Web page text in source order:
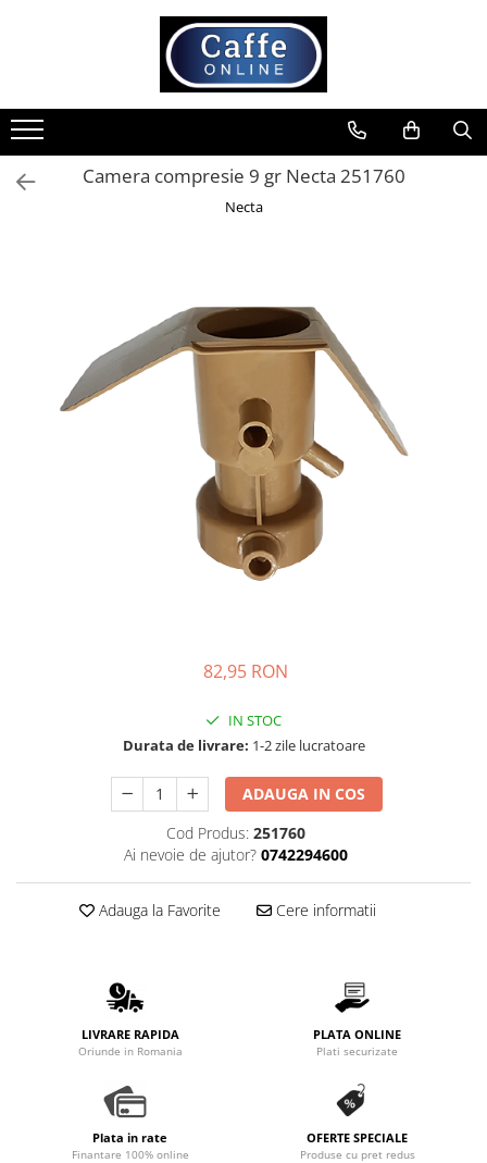
Cafea
Cafea Boabe
Capsule Cafea
Aparate Automate
Aparate capsule
Aparate clasice
Ciocolata calda
Pliculete Zahar si Miere
Stabilizatoare tensiune
Piese schimb espressoare
Camera compresie 9 gr Necta 251760
Necta
82,95 RON
IN STOC
Durata de livrare: 1-2 zile lucratoare
ADAUGA IN COS
Cod Produs: 251760
Ai nevoie de ajutor? 0742294600
Adauga la Favorite Cere informatii
LIVRARE RAPIDA
Oriunde in Romania
PLATA ONLINE
Plati securizate
Plata in rate
Finantare 100% online
OFERTE SPECIALE
Produse cu pret redus